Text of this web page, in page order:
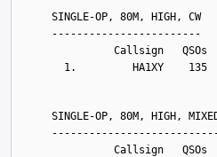
SINGLE-OP, 80M, HIGH, CW
------------------------
Callsign   QSOs  Points
1.         HA1XY    135
SINGLE-OP, 80M, HIGH,
Callsign   QSOs  Points